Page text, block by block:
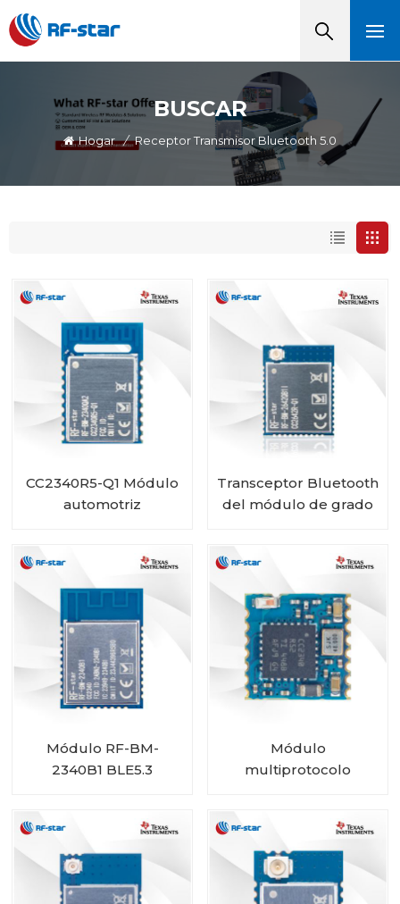
BUSCAR
Hogar / Receptor Transmisor Bluetooth 5.0
CC2340R5-Q1 Módulo
automotriz
BM-2340QB1
Transceptor Bluetooth
del módulo de grado
Módulo RF-BM-
2340B1 BLE5.3
Módulo
multiprotocolo